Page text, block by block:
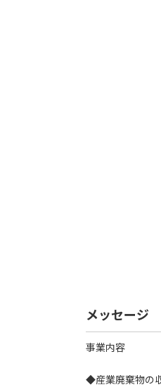
メッセージ
事業内容
◆産業廃棄物の